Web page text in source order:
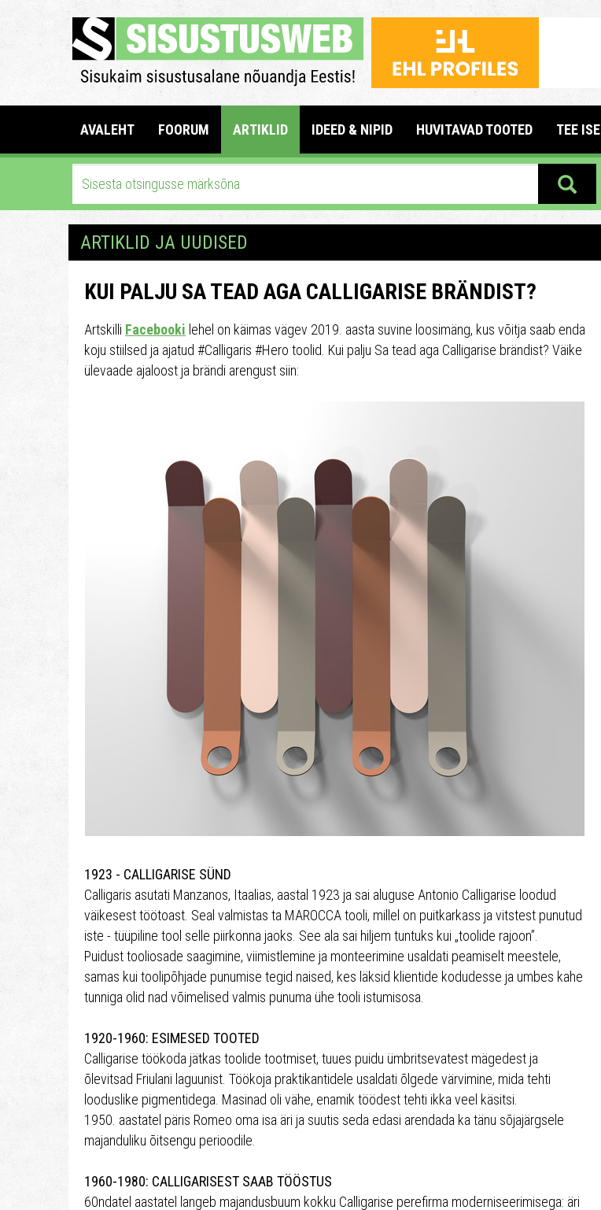
AVALEHT FOORUM ARTIKLID IDEED & NIPID HUVITAVAD TOOTED TEE ISE
ARTIKLID JA UUDISED
KUI PALJU SA TEAD AGA CALLIGARISE BRÄNDIST?
Artskilli Facebooki lehel on käimas vägev 2019. aasta suvine loosimäng, kus võitja saab enda
koju stiilsed ja ajatud #Calligaris #Hero toolid. Kui palju Sa tead aga Calligarise brändist? Väike
ülevaade ajaloost ja brändi arengust siin:
1923 - CALLIGARISE SÜND
Calligaris asutati Manzanos, Itaalias, aastal 1923 ja sai aluguse Antonio Calligarise loodud
väikesest töötoast. Seal valmistas ta MAROCCA tooli, millel on puitkarkass ja vitstest punutud
iste - tüüpiline tool selle piirkonna jaoks. See ala sai hiljem tuntuks kui „toolide rajoon”.
Puidust tooliosade saagimine, viimistlemine ja monteerimine usaldati peamiselt meestele,
samas kui toolipõhjade punumise tegid naised, kes läksid klientide kodudesse ja umbes kahe
tunniga olid nad võimelised valmis punuma ühe tooli istumisosa.
1920-1960: ESIMESED TOOTED
Calligarise töökoda jätkas toolide tootmiset, tuues puidu ümbritsevatest mägedest ja
õlevitsad Friulani laguunist. Töökoja praktikantidele usaldati õlgede värvimine, mida tehti
looduslike pigmentidega. Masinad oli vähe, enamik töödest tehti ikka veel käsitsi.
1950. aastatel päris Romeo oma isa äri ja suutis seda edasi arendada ka tänu sõjajärgsele
majanduliku õitsengu perioodile.
1960-1980: CALLIGARISEST SAAB TÖÖSTUS
60ndatel aastatel langeb majandusbuum kokku Calligarise perefirma moderniseerimisega: äri